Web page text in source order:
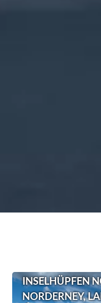
INSELHÜPFEN
NORDERNEY,